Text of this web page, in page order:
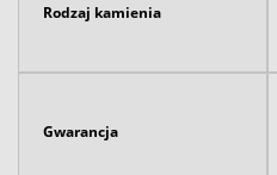
Rodzaj kamienia
Gwarancja